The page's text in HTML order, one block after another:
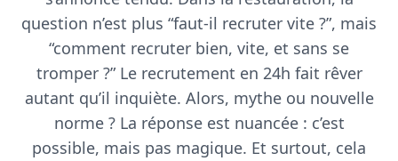
question n’est plus “faut-il recruter vite ?”, mais
“comment recruter bien, vite, et sans se
tromper ?” Le recrutement en 24h fait rêver
autant qu’il inquiète. Alors, mythe ou nouvelle
norme ? La réponse est nuancée : c’est
possible, mais pas magique. Et surtout, cela